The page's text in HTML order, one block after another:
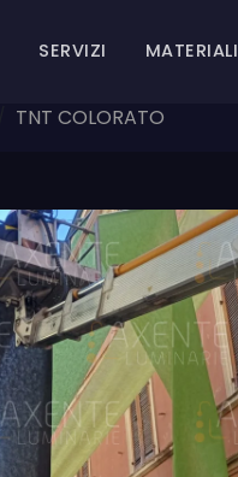
SERVIZI MATERIALI
TNT COLORATO